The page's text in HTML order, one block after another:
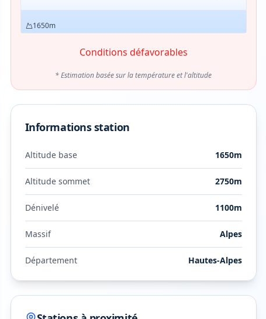
1650m
Conditions défavorables
* Estimation basée sur la température et l'altitude
Informations station
Altitude base 1650m
Altitude sommet 2750m
Dénivelé 1100m
Massif Alpes
Département Hautes-Alpes